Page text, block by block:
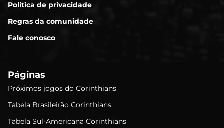
Política de privacidade
Regras da comunidade
Fale conosco
Páginas
Próximos jogos do Corinthians
Tabela Brasileirão Corinthians
Tabela Sul-Americana Corinthians